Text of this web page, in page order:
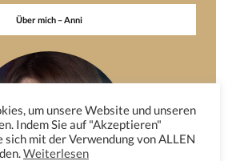
Über mich – Anni
um unsere Website und unseren
Indem Sie auf "Akzeptieren"
sich mit der Verwendung von ALLEN
Weiterlesen